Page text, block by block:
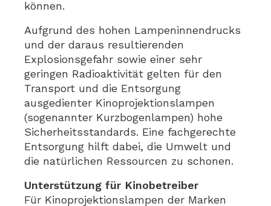
können.
Aufgrund des hohen Lampeninnendrucks
und der daraus resultierenden
Explosionsgefahr sowie einer sehr
geringen Radioaktivität gelten für den
Transport und die Entsorgung
ausgedienter Kinoprojektionslampen
(sogenannter Kurzbogenlampen) hohe
Sicherheitsstandards. Eine fachgerechte
Entsorgung hilft dabei, die Umwelt und
die natürlichen Ressourcen zu schonen.
Unterstützung für Kinobetreiber
Für Kinoprojektionslampen der Marken